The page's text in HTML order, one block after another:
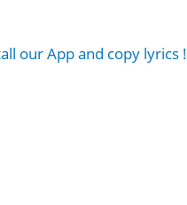
App and copy lyrics !